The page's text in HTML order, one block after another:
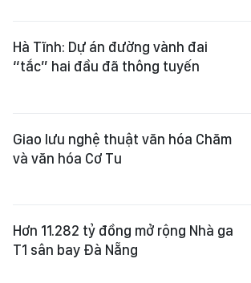
Hà Tĩnh: Dự án đường vành đai
“tắc” hai đầu đã thông tuyến
Giao lưu nghệ thuật văn hóa Chăm
và văn hóa Cơ Tu
Hơn 11.282 tỷ đồng mở rộng Nhà ga
T1 sân bay Đà Nẵng